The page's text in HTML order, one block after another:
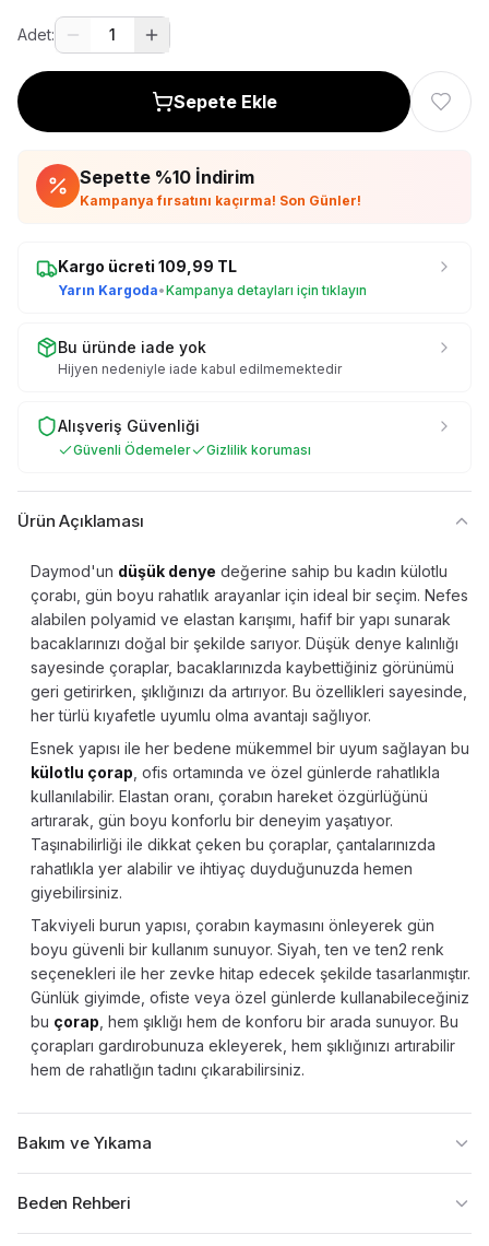
Adet: 1
Sepete Ekle
Sepette %10 İndirim
Kampanya fırsatını kaçırma! Son Günler!
Kargo ücreti 109,99 TL
Yarın Kargoda•Kampanya detayları için tıklayın
Bu üründe iade yok
Hijyen nedeniyle iade kabul edilmemektedir
Alışveriş Güvenliği
Güvenli Ödemeler Gizlilik koruması
Ürün Açıklaması
Daymod'un düşük denye değerine sahip bu kadın külotlu
çorabı, gün boyu rahatlık arayanlar için ideal bir seçim. Nefes
alabilen polyamid ve elastan karışımı, hafif bir yapı sunarak
bacaklarınızı doğal bir şekilde sarıyor. Düşük denye kalınlığı
sayesinde çoraplar, bacaklarınızda kaybettiğiniz görünümü
geri getirirken, şıklığınızı da artırıyor. Bu özellikleri sayesinde,
her türlü kıyafetle uyumlu olma avantajı sağlıyor.
Esnek yapısı ile her bedene mükemmel bir uyum sağlayan bu
külotlu çorap , ofis ortamında ve özel günlerde rahatlıkla
kullanılabilir. Elastan oranı, çorabın hareket özgürlüğünü
artırarak, gün boyu konforlu bir deneyim yaşatıyor.
Taşınabilirliği ile dikkat çeken bu çoraplar, çantalarınızda
rahatlıkla yer alabilir ve ihtiyaç duyduğunuzda hemen
giyebilirsiniz.
Takviyeli burun yapısı, çorabın kaymasını önleyerek gün
boyu güvenli bir kullanım sunuyor. Siyah, ten ve ten2 renk
seçenekleri ile her zevke hitap edecek şekilde tasarlanmıştır.
Günlük giyimde, ofiste veya özel günlerde kullanabileceğiniz
bu çorap , hem şıklığı hem de konforu bir arada sunuyor. Bu
çorapları gardırobunuza ekleyerek, hem şıklığınızı artırabilir
hem de rahatlığın tadını çıkarabilirsiniz.
Bakım ve Yıkama
Beden Rehberi